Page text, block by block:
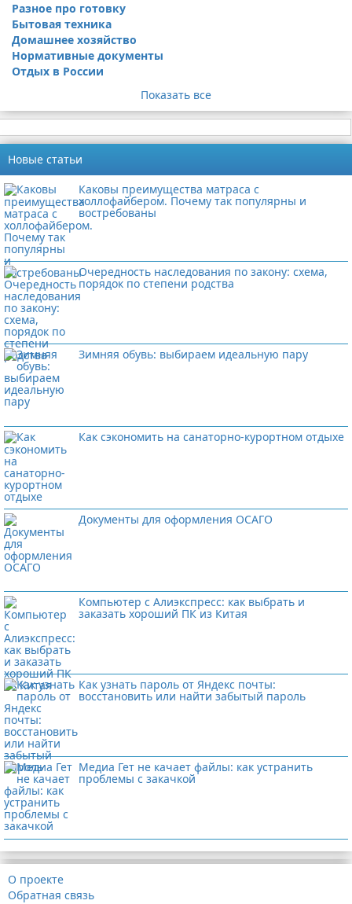
Разное про готовку
Бытовая техника
Домашнее хозяйство
Нормативные документы
Отдых в России
Показать все
Новые статьи
Каковы преимущества матраса с
холлофайбером. Почему так популярны и
востребованы
Очередность наследования по закону: схема,
порядок по степени родства
Зимняя обувь: выбираем идеальную пару
Как сэкономить на санаторно-курортном отдыхе
Документы для оформления ОСАГО
Компьютер с Алиэкспресс: как выбрать и
заказать хороший ПК из Китая
Как узнать пароль от Яндекс почты:
восстановить или найти забытый пароль
Медиа Гет не качает файлы: как устранить
проблемы с закачкой
О проекте
Обратная связь